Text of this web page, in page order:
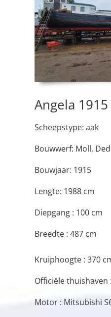
Angela 1915
Scheepstype: aak
Bouwwerf: Moll,
Bouwjaar: 1915
Lengte: 1988 cm
Diepgang : 100 cm
Breedte : 487 cm
Kruiphoogte : 370
Officiële thuishaven
Motor : Mitsubishi